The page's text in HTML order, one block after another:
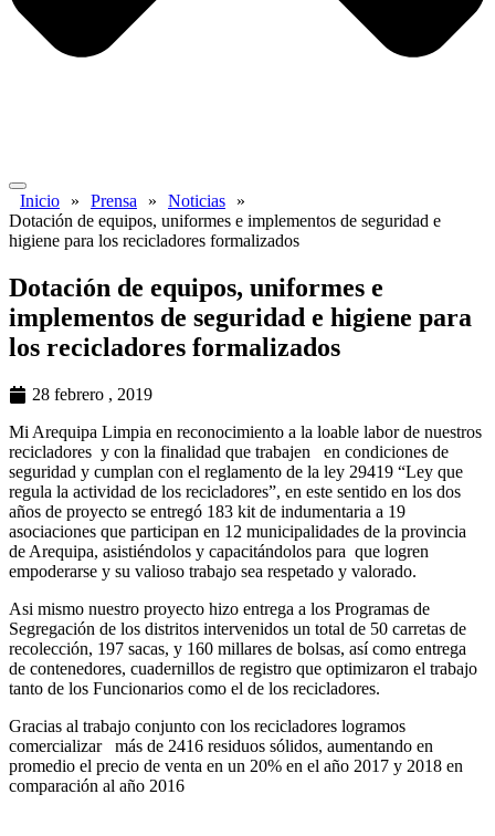
Inicio » Prensa » Noticias
»
Dotación de equipos, uniformes e implementos de seguridad e
higiene para los recicladores formalizados
Dotación de equipos, uniformes e
implementos de seguridad e higiene para
los recicladores formalizados
28 febrero , 2019
Mi Arequipa Limpia en reconocimiento a la loable labor de nuestros
recicladores y con la finalidad que trabajen en condiciones de
seguridad y cumplan con el reglamento de la ley 29419 “Ley que
regula la actividad de los recicladores”, en este sentido en los dos
años de proyecto se entregó 183 kit de indumentaria a 19
asociaciones que participan en 12 municipalidades de la provincia
de Arequipa, asistiéndolos y capacitándolos para que logren
empoderarse y su valioso trabajo sea respetado y valorado.
Asi mismo nuestro proyecto hizo entrega a los Programas de
Segregación de los distritos intervenidos un total de 50 carretas de
recolección, 197 sacas, y 160 millares de bolsas, así como entrega
de contenedores, cuadernillos de registro que optimizaron el trabajo
tanto de los Funcionarios como el de los recicladores.
Gracias al trabajo conjunto con los recicladores logramos
comercializar más de 2416 residuos sólidos, aumentando en
promedio el precio de venta en un 20% en el año 2017 y 2018 en
comparación al año 2016